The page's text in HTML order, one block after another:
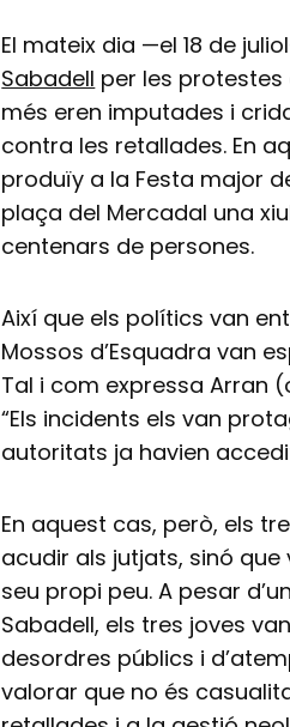
El mateix dia —el 18 de
Sabadell per les protestes
més eren imputades i
contra les retallades. En
produïy a la Festa major
plaça del Mercadal una
centenars de persones.
Així que els polítics van
Mossos d’Esquadra van
Tal i com expressa Arran
“Els incidents els van
autoritats ja havien
En aquest cas, però, els
acudir als jutjats, sinó
seu propi peu. A pesar
Sabadell, els tres joves
desordres públics i
valorar que no és